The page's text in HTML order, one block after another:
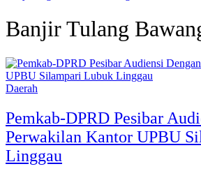
Banjir Tulang
Daerah
Pemkab-DPRD Pesibar
Perwakilan Kantor UPBU
Linggau